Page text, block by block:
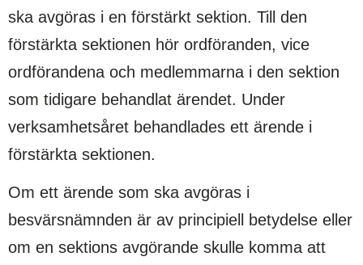
ska avgöras i en förstärkt sektion. Till den
förstärkta sektionen hör ordföranden, vice
ordförandena och medlemmarna i den sektion
som tidigare behandlat ärendet. Under
verksamhetsåret behandlades ett ärende i
förstärkta sektionen.
Om ett ärende som ska avgöras i
besvärsnämnden är av principiell betydelse eller
om en sektions avgörande skulle komma att